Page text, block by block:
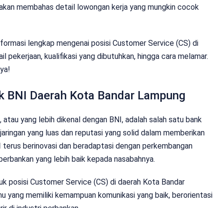
membahas detail lowongan kerja yang mungkin cocok
lengkap mengenai posisi Customer Service (CS) di
pekerjaan, kualifikasi yang dibutuhkan, hingga cara melamar.
BNI Daerah Kota Bandar Lampung
yang lebih dikenal dengan BNI, adalah salah satu bank
yang luas dan reputasi yang solid dalam memberikan
berinovasi dan beradaptasi dengan perkembangan
yang lebih baik kepada nasabahnya.
posisi Customer Service (CS) di daerah Kota Bandar
yang memiliki kemampuan komunikasi yang baik, berorientasi